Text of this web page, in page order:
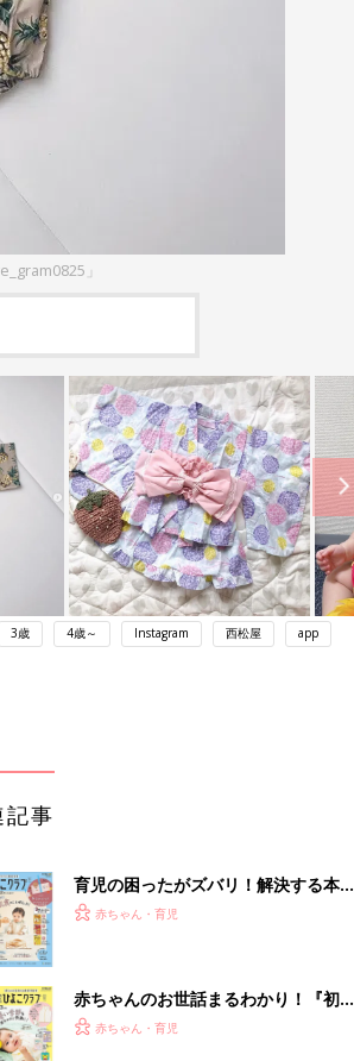
」
3歳 4歳～ Instagram 西松屋 app
記事
育児の困ったがズバリ！解決する本
『ひよこクラブ 秋号』 4カ月～2才
赤ちゃん・育児
赤ちゃんのお世話まるわかり！『初め
てのひよこクラブ 夏号』〈巻頭大特
赤ちゃん・育児